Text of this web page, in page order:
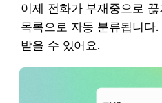
이제 전화가 부재중으로 끊
목록으로 자동 분류됩니다
받을 수 있어요.